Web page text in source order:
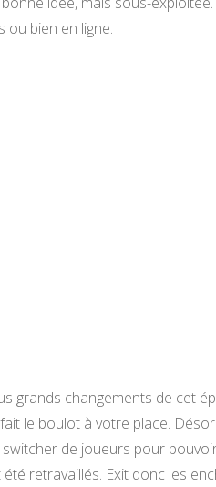
ou bien en ligne.
grands changements de cet
le boulot à votre place.
de joueurs pour
retravaillés. Exit donc les